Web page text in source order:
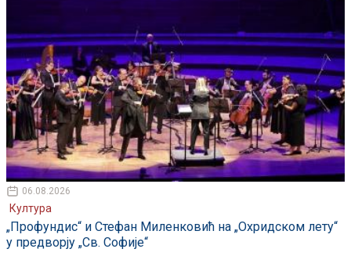
06.08.2026
Култура
„Профундис“ и Стефан Миленковић на „Охридском лету“
у предворју „Св. Софије“